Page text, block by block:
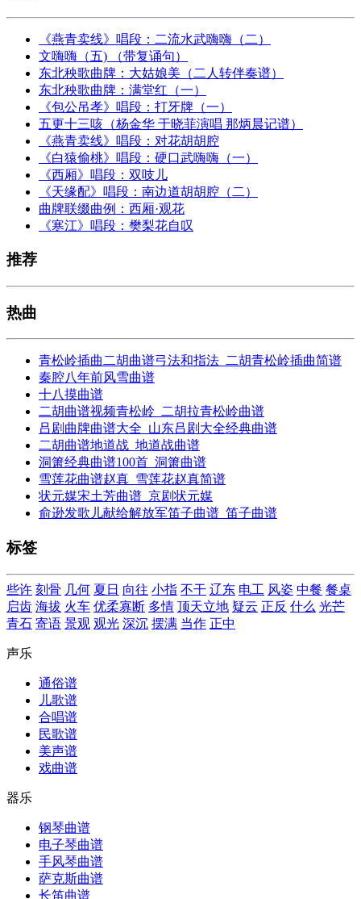
《燕青卖线》唱段：二流水武嗨嗨（二）
文嗨嗨（五) （带复诵句）
东北秧歌曲牌：大姑娘美（二人转伴奏谱）
东北秧歌曲牌：满堂红（一）
《包公吊孝》唱段：打牙牌（一）
五更十三咳（杨金华 于晓菲演唱 那炳晨记谱）
《燕青卖线》唱段：对花胡胡腔
《白猿偷桃》唱段：硬口武嗨嗨（一）
《西厢》唱段：双吱儿
《天缘配》唱段：南边道胡胡腔（二）
曲牌联缀曲例：西厢·观花
《寒江》唱段：樊梨花自叹
推荐
热曲
青松岭插曲二胡曲谱弓法和指法_二胡青松岭插曲简谱
秦腔八年前风雪曲谱
十八摸曲谱
二胡曲谱视频青松岭_二胡拉青松岭曲谱
吕剧曲牌曲谱大全_山东吕剧大全经典曲谱
二胡曲谱地道战_地道战曲谱
洞箫经典曲谱100首_洞箫曲谱
雪莲花曲谱赵真_雪莲花赵真简谱
状元媒宋土芳曲谱_京剧状元媒
俞逊发歌儿献给解放军笛子曲谱_笛子曲谱
标签
些许 刻骨 几何 夏日 向往 小指 不干 辽东 电工 风姿 中餐 餐桌
启齿 海拔 火车 优柔寡断 多情 顶天立地 疑云 正反 什么 光芒
青石 寄语 景观 观光 深沉 摆满 当作 正中
声乐
通俗谱
儿歌谱
合唱谱
民歌谱
美声谱
戏曲谱
器乐
钢琴曲谱
电子琴曲谱
手风琴曲谱
萨克斯曲谱
长笛曲谱